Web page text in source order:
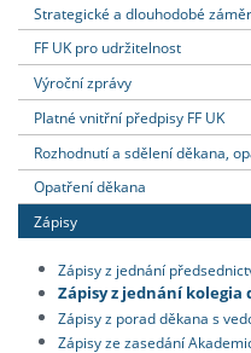
Strategické a dlouhodobé
FF UK pro udržitelnost
Výroční zprávy
Platné vnitřní předpisy FF UK
Rozhodnutí a sdělení děkana,
Opatření děkana
Zápisy
Zápisy z jednání
Zápisy z jednání kolegia
Zápisy z porad děkana s
Zápisy ze zasedání